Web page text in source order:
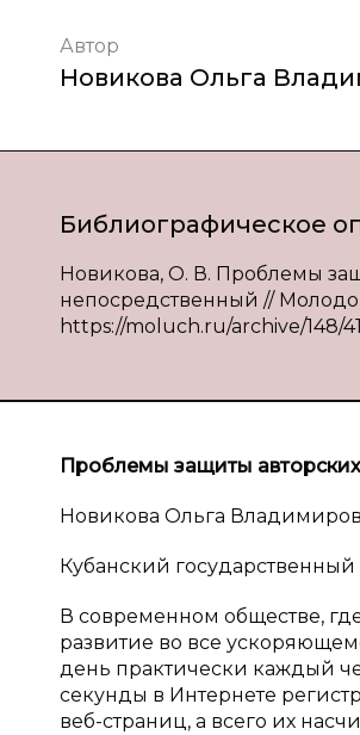
Автор
Новикова Ольга
Библиографическое
Новикова, О. В. Проблемы
непосредственный //
https://moluch.ru/archive/148/
Проблемы защиты
Новикова Ольга
Кубанский
В современном обществе,
развитие во все
день практически каждый
секунды в Интернете
веб-страниц, а всего их